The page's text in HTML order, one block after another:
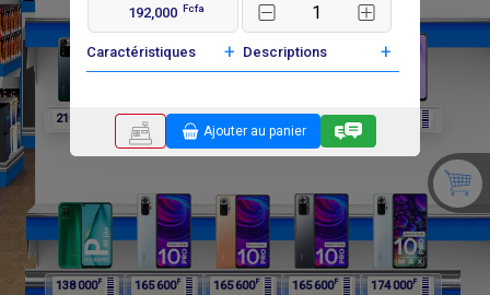
192,000 Fcfa
Caractéristiques + Descriptions +
Ajouter au panier
210 000 198 000 F F 138 000F 138 000
138 000F 165 600F 165 600F 165 600F 174 000F